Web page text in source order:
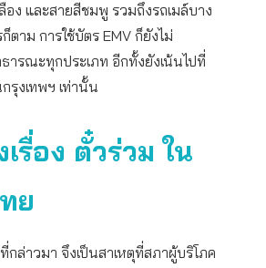
อง และสายสีชมพู รวมถึงรถเมล์บาง
ตาม การใช้บัตร EMV ก็ยังไม่
ารณะทุกประเภท อีกทั้งยังเน้นไปที่
รุงเทพฯ เท่านั้น
รื่อง ตั๋วร่วม ใน
ย
ล่าวมา จึงเป็นสาเหตุที่สภาผู้บริโภค